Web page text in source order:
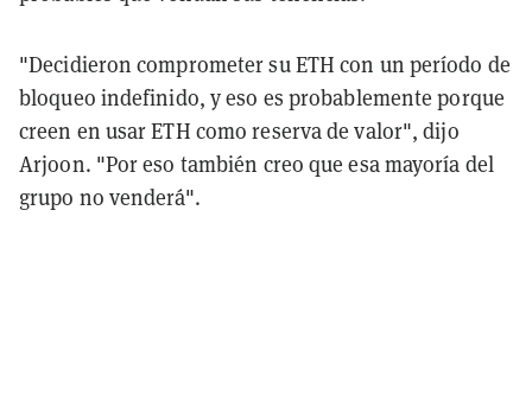
"Decidieron comprometer su ETH con un período de
bloqueo indefinido, y eso es probablemente porque
creen en usar ETH como reserva de valor", dijo
Arjoon. "Por eso también creo que esa mayoría del
grupo no venderá".